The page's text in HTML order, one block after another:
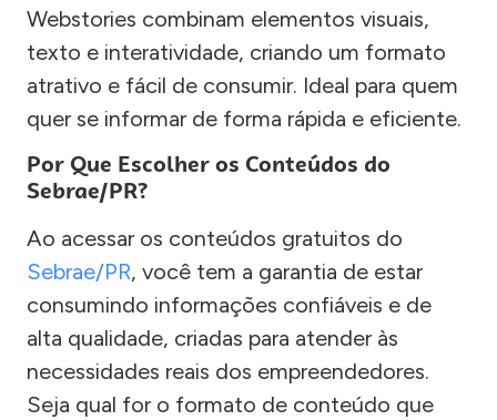
Webstories combinam elementos visuais,
texto e interatividade, criando um formato
atrativo e fácil de consumir. Ideal para quem
quer se informar de forma rápida e eficiente.
Por Que Escolher os Conteúdos do
Sebrae/PR?
Ao acessar os conteúdos gratuitos do
Sebrae/PR, você tem a garantia de estar
consumindo informações confiáveis e de
alta qualidade, criadas para atender às
necessidades reais dos empreendedores.
Seja qual for o formato de conteúdo que